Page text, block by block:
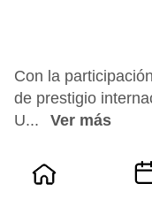
Con la
de prestigio
U...
Ver más